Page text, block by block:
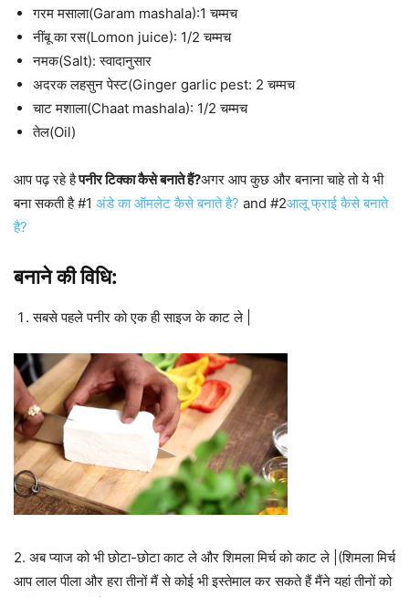
गरम मसाला(Garam mashala):1 चम्मच
नींबू का रस(Lomon juice): 1/2 चम्मच
नमक(Salt): स्वादानुसार
अदरक लहसुन पेस्ट(Ginger garlic pest: 2 चम्मच
चाट मशाला(Chaat mashala): 1/2 चम्मच
तेल(Oil)
आप पढ़ रहे हैपनीर टिक्का कैसे बनाते हैं?अगर आप कुछ और बनाना चाहे तो ये भी
बना सकती है #1 अंडे का ऑमलेट कैसे बनाते है? and #2आलू फ्राई कैसे बनाते
है?
बनाने की विधि:
सबसे पहले पनीर को एक ही साइज के काट ले |
2. अब प्याज को भी छोटा-छोटाकाट ले और शिमला मिर्च को काट ले |(शिमला मिर्च
आप लाल पीला और हरा तीनों मैं से कोई भी इस्तेमाल कर सकते हैं मैंने यहां तीनों को